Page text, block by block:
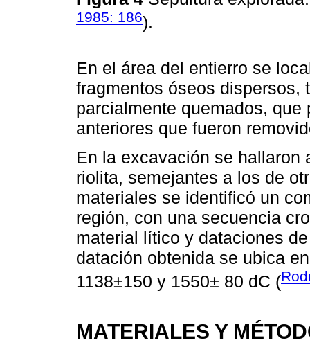
1985: 186).
En el área del entierro se
fragmentos óseos dispersos,
parcialmente quemados,
anteriores que fueron
En la excavación se
riolita, semejantes a los de
materiales se identificó un
región, con una secuencia
material lítico y dataciones
datación obtenida se ubica
1138±150 y 1550± 80 dC (
MATERIALES Y